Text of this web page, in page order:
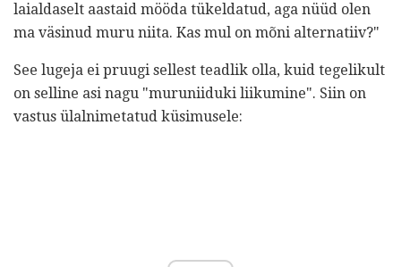
laialdaselt aastaid mööda tükeldatud, aga nüüd olen
ma väsinud muru niita. Kas mul on mõni alternatiiv?"
See lugeja ei pruugi sellest teadlik olla, kuid tegelikult
on selline asi nagu "muruniiduki liikumine". Siin on
vastus ülalnimetatud küsimusele: